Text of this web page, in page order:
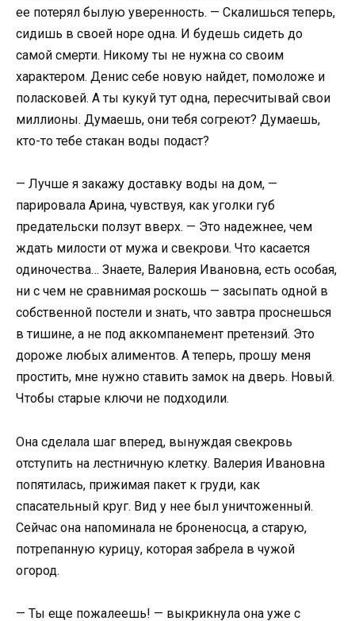
ее потерял былую уверенность. — Скалишься теперь,
сидишь в своей норе одна. И будешь сидеть до
самой смерти. Никому ты не нужна со своим
характером. Денис себе новую найдет, помоложе и
поласковей. А ты кукуй тут одна, пересчитывай свои
миллионы. Думаешь, они тебя согреют? Думаешь,
кто-то тебе стакан воды подаст?
— Лучше я закажу доставку воды на дом, —
парировала Арина, чувствуя, как уголки губ
предательски ползут вверх. — Это надежнее, чем
ждать милости от мужа и свекрови. Что касается
одиночества… Знаете, Валерия Ивановна, есть особая,
ни с чем не сравнимая роскошь — засыпать одной в
собственной постели и знать, что завтра проснешься
в тишине, а не под аккомпанемент претензий. Это
дороже любых алиментов. А теперь, прошу меня
простить, мне нужно ставить замок на дверь. Новый.
Чтобы старые ключи не подходили.
Она сделала шаг вперед, вынуждая свекровь
отступить на лестничную клетку. Валерия Ивановна
попятилась, прижимая пакет к груди, как
спасательный круг. Вид у нее был уничтоженный.
Сейчас она напоминала не броненосца, а старую,
потрепанную курицу, которая забрела в чужой
огород.
— Ты еще пожалеешь! — выкрикнула она уже с